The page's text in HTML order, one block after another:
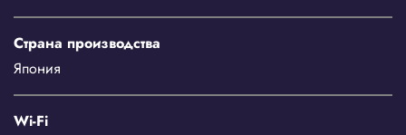
Страна производства
Япония
Wi-Fi